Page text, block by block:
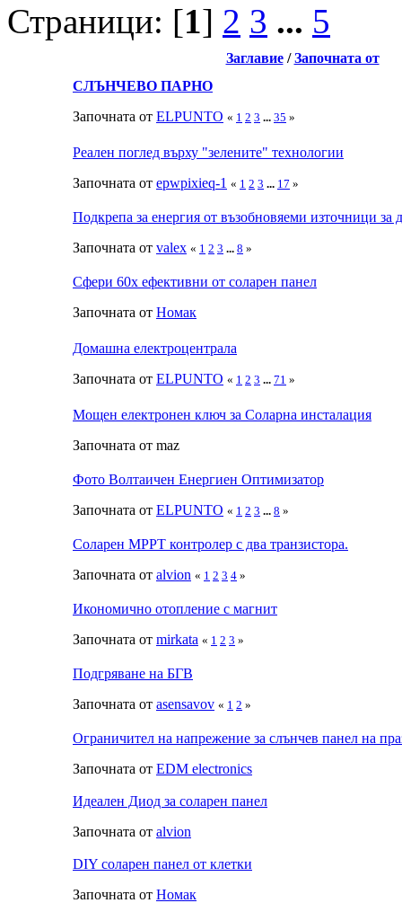
Страници: [1] 2 3 ... 5
Заглавие/Започната от
СЛЪНЧЕВО ПАРНО
Започната от ELPUNTO « 1 2 3 ... 35 »
Реален поглед върху "зелените" технологии
Започната от epwpixieq-1 « 1 2 3 ... 17 »
Подкрепа за енергия от възобновяеми източници за
Започната от valex « 1 2 3 ... 8 »
Сфери 60х ефективни от соларен панел
Започната от Номак
Домашна електроцентрала
Започната от ELPUNTO « 1 2 3 ... 71 »
Мощен електронен ключ за Соларна инсталация
Започната от maz
Фото Волтаичен Енергиен Оптимизатор
Започната от ELPUNTO « 1 2 3 ... 8 »
Соларен MPPT контролер с два транзистора.
Започната от alvion « 1 2 3 4 »
Икономично отопление с магнит
Започната от mirkata « 1 2 3 »
Подгряване на БГВ
Започната от asensavov « 1 2 »
Ограничител на напрежение за слънчев панел на
Започната от EDM electronics
Идеален Диод за соларен панел
Започната от alvion
DIY соларен панел от клетки
Започната от Номак